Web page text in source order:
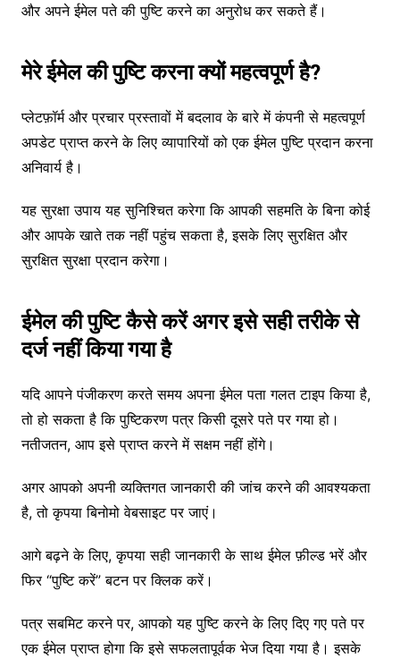
और अपने ईमेल पते की पुष्टि करने का अनुरोध कर सकते हैं।
मेरे ईमेल की पुष्टि करना क्यों महत्वपूर्ण है?
प्लेटफ़ॉर्म और प्रचार प्रस्तावों में बदलाव के बारे में कंपनी से महत्वपूर्ण
अपडेट प्राप्त करने के लिए व्यापारियों को एक ईमेल पुष्टि प्रदान करना
अनिवार्य है।
यह सुरक्षा उपाय यह सुनिश्चित करेगा कि आपकी सहमति के बिना कोई
और आपके खाते तक नहीं पहुंच सकता है, इसके लिए सुरक्षित और
सुरक्षित सुरक्षा प्रदान करेगा।
ईमेल की पुष्टि कैसे करें अगर इसे सही तरीके से
दर्ज नहीं किया गया है
यदि आपने पंजीकरण करते समय अपना ईमेल पता गलत टाइप किया है,
तो हो सकता है कि पुष्टिकरण पत्र किसी दूसरे पते पर गया हो।
नतीजतन, आप इसे प्राप्त करने में सक्षम नहीं होंगे।
अगर आपको अपनी व्यक्तिगत जानकारी की जांच करने की आवश्यकता
है, तो कृपया बिनोमो वेबसाइट पर जाएं।
आगे बढ़ने के लिए, कृपया सही जानकारी के साथ ईमेल फ़ील्ड भरें और
फिर “पुष्टि करें” बटन पर क्लिक करें।
पत्र सबमिट करने पर, आपको यह पुष्टि करने के लिए दिए गए पते पर
एक ईमेल प्राप्त होगा कि इसे सफलतापूर्वक भेज दिया गया है। इसके